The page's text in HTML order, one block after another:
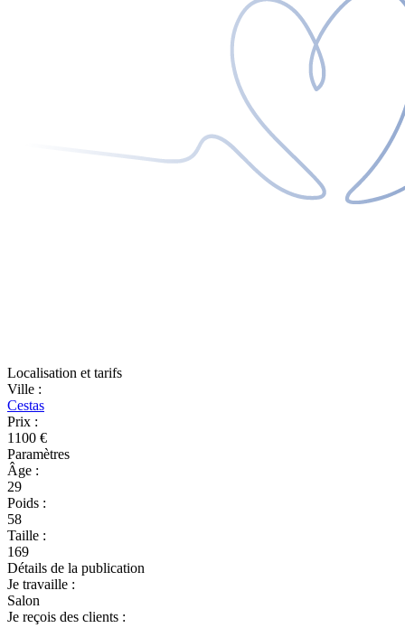
Localisation et tarifs
Ville :
Cestas
Prix :
1100 €
Paramètres
Âge :
29
Poids :
58
Taille :
169
Détails de la publication
Je travaille :
Salon
Je reçois des clients :